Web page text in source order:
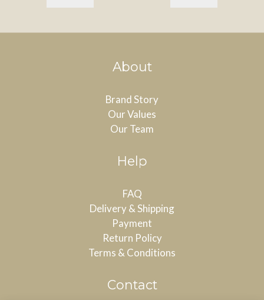
About
Brand Story
Our Values
Our Team
Help
FAQ
Delivery & Shipping
Payment
Return Policy
Terms & Conditions
Contact